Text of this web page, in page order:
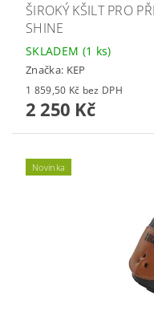
ŠIROKÝ KŠILT PRO
SHINE
SKLADEM (1 ks)
Značka: KEP
1 859,50 Kč bez DPH
2 250 Kč
Novinka